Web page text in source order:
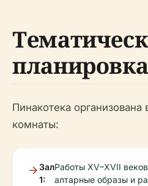
Пинакотека организована
комнаты:
Зал
1:
Работы XV–XVII
алтарные образы и